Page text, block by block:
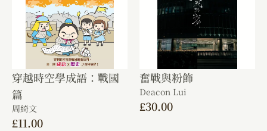
穿越時空學成語：戰國
篇
周綺文
£11.00
奮戰與粉飾
Deacon Lui
£30.00